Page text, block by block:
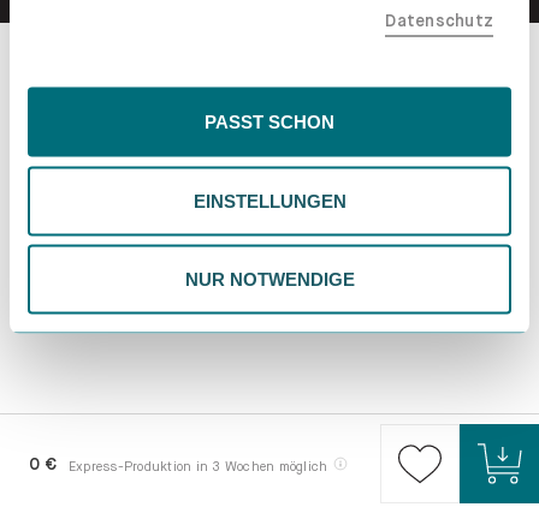
der EU, beispielsweise in den USA, verarbeitet werden
Inhalte eingeschränkt sein könnten. Wähle
deiner Präferenzen. Du kannst deine Wahl jederzeit
ändern. Weitere Informationen findest du in unserer
Datenschutzrichtlinie.
Datenschutz
PASST SCHON
EINSTELLUNGEN
NUR NOTWENDIGE
0 € Express-Produktion in 3 Wochen möglich